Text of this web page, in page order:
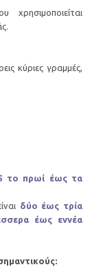
χρησιμοποιείται
κύριες γραμμές,
το πρωί έως τα
δύο έως τρία
έως εννέα